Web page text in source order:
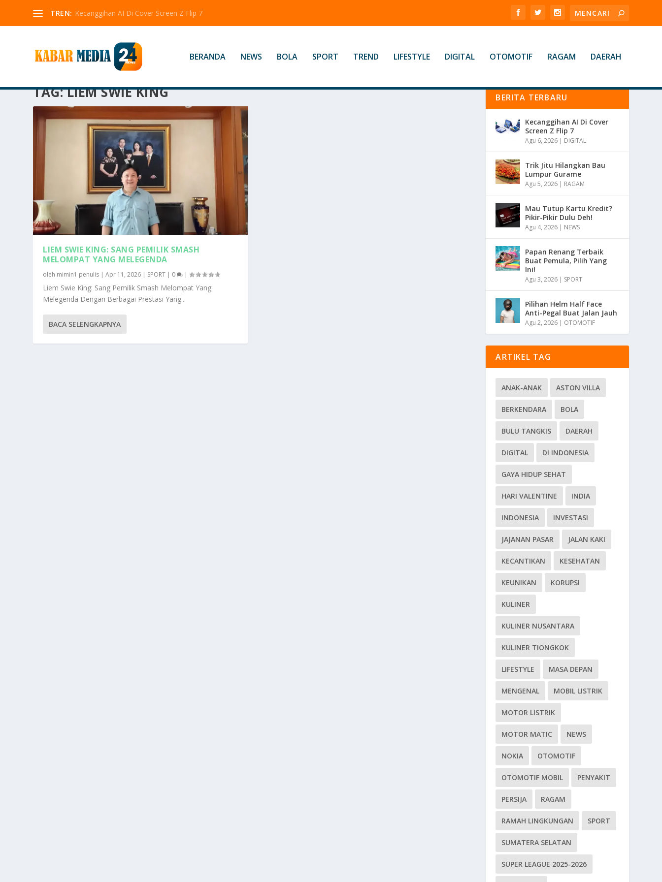
TREN: Kecanggihan AI Di Cover Screen Z Flip 7
BERANDA NEWS BOLA SPORT TREND LIFESTYLE DIGITAL OTOMOTIF RAGAM DAERAH
TAG:LIEM SWIE KING
LIEM SWIE KING: SANG PEMILIK SMASH
MELOMPAT YANG MELEGENDA
oleh mimin1 penulis |Apr 11, 2026 | SPORT | 0 |
Liem Swie King: Sang Pemilik Smash Melompat Yang
Melegenda Dengan Berbagai Prestasi Yang...
BACA SELENGKAPNYA
BERITA TERBARU
Kecanggihan AI Di Cover
Screen Z Flip 7
Agu 6, 2026 | DIGITAL
Trik Jitu Hilangkan Bau
Lumpur Gurame
Agu 5, 2026 | RAGAM
Mau Tutup Kartu Kredit?
Pikir-Pikir Dulu Deh!
Agu 4, 2026 | NEWS
Papan Renang Terbaik
Buat Pemula, Pilih Yang
Ini!
Agu 3, 2026 | SPORT
Pilihan Helm Half Face
Anti-Pegal Buat Jalan Jauh
Agu 2, 2026 | OTOMOTIF
ARTIKEL TAG
ANAK-ANAK ASTON VILLA
BERKENDARA BOLA
BULU TANGKIS DAERAH
DIGITAL DI INDONESIA
GAYA HIDUP SEHAT
HARI VALENTINE INDIA
INDONESIA INVESTASI
JAJANAN PASAR JALAN KAKI
KECANTIKAN KESEHATAN
KEUNIKAN KORUPSI
KULINER
KULINER NUSANTARA
KULINER TIONGKOK
LIFESTYLE MASA DEPAN
MENGENAL MOBIL LISTRIK
MOTOR LISTRIK
MOTOR MATIC NEWS
NOKIA OTOMOTIF
OTOMOTIF MOBIL PENYAKIT
PERSIJA RAGAM
RAMAH LINGKUNGAN SPORT
SUMATERA SELATAN
SUPER LEAGUE 2025-2026